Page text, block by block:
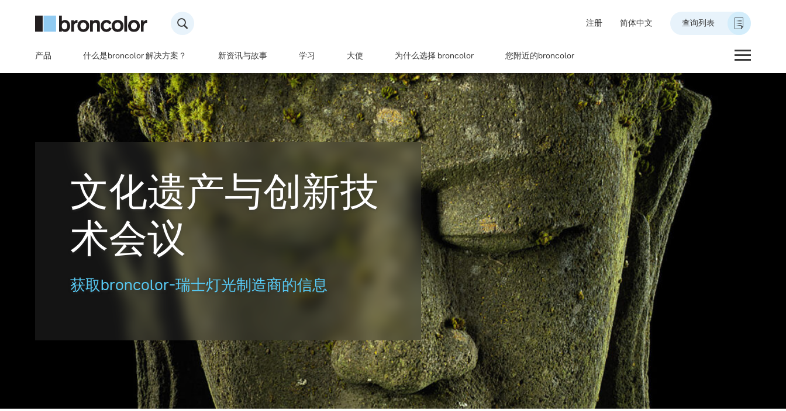
注册 简体中文 查询列表
产品 什么是broncolor 解决方案？ 新资讯与故事 学习 大使 为什么选择 broncolor 您附近的broncolor
文化遗产与创新技
术会议
获取broncolor-瑞士灯光制造商的信息